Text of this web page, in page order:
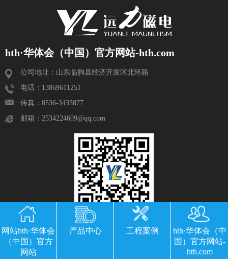
hth·华体会（中国）官方网站-hth.com
公司地址：山东临朐县经济开发区北环路
电话：13869611251
传真：0536-3435877
邮箱：2534224609@qq.com
网站hth·华体会
（中国）官方
网站
产品中心 工程案例
hth·华体会（中
国）官方网站-
hth.com